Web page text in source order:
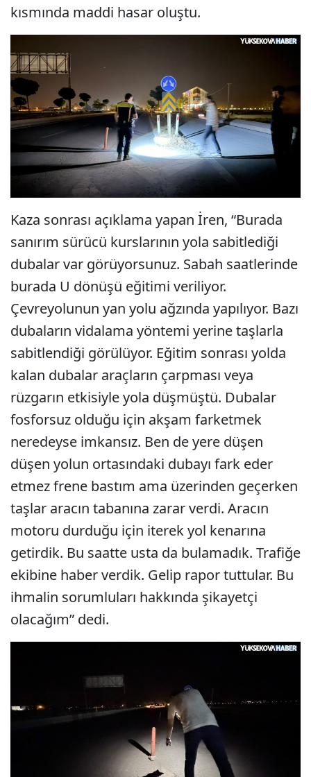
kısmında maddi hasar oluştu.
Kaza sonrası açıklama yapan İren, “Burada
sanırım sürücü kurslarının yola sabitlediği
dubalar var görüyorsunuz. Sabah saatlerinde
burada U dönüşü eğitimi veriliyor.
Çevreyolunun yan yolu ağzında yapılıyor. Bazı
dubaların vidalama yöntemi yerine taşlarla
sabitlendiği görülüyor. Eğitim sonrası yolda
kalan dubalar araçların çarpması veya
rüzgarın etkisiyle yola düşmüştü. Dubalar
fosforsuz olduğu için akşam farketmek
neredeyse imkansız. Ben de yere düşen
düşen yolun ortasındaki dubayı fark eder
etmez frene bastım ama üzerinden geçerken
taşlar aracın tabanına zarar verdi. Aracın
motoru durduğu için iterek yol kenarına
getirdik. Bu saatte usta da bulamadık. Trafiğe
ekibine haber verdik. Gelip rapor tuttular. Bu
ihmalin sorumluları hakkında şikayetçi
olacağım” dedi.